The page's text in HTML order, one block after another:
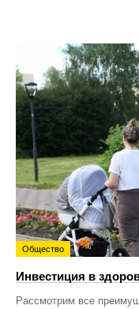
Общество
Инвестиция в
Рассмотрим все